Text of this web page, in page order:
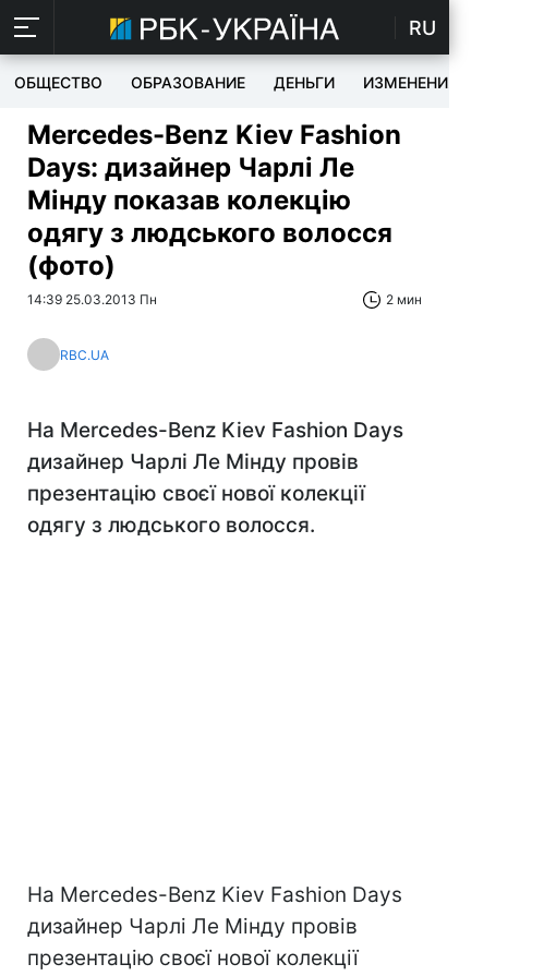
RU
ОБЩЕСТВО ОБРАЗОВАНИЕ ДЕНЬГИ ИЗМЕНЕНИЯ
Mercedes-Benz Kiev Fashion
Days: дизайнер Чарлі Ле
Мінду показав колекцію
одягу з людського волосся
(фото)
14:39 25.03.2013 Пн 2 мин
RBC.UA
На Mercedes-Benz Kiev Fashion Days
дизайнер Чарлі Ле Мінду провів
презентацію своєї нової колекції
одягу з людського волосся.
На Mercedes-Benz Kiev Fashion Days
дизайнер Чарлі Ле Мінду провів
презентацію своєї нової колекції